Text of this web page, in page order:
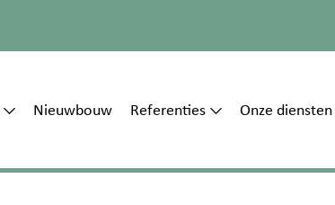
Nieuwbouw Referenties Onze diensten